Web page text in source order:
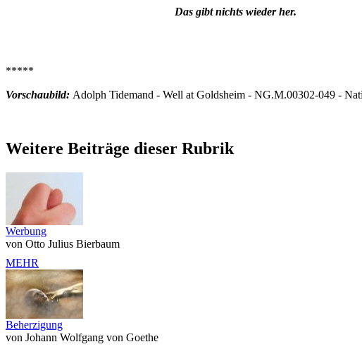
Das gibt nichts wieder her.
*****
Vorschaubild: Adolph Tidemand - Well at Goldsheim - NG.M.00302-049 -
Weitere Beiträge dieser Rubrik
Werbung
von Otto Julius Bierbaum
MEHR
Beherzigung
von Johann Wolfgang von Goethe